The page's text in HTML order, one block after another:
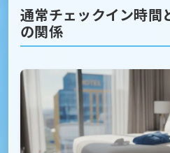
通常チェックイン時間
の関係